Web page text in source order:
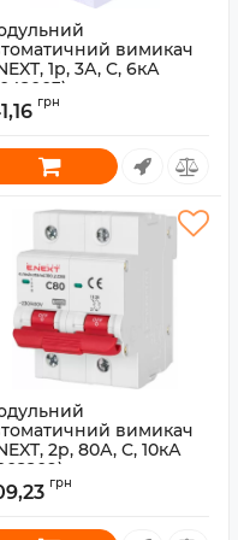
вимикач
1p, 3А, C, 6кА
p042003
грн
вимикач
2p, 80А, C, 10кА
s002209
грн